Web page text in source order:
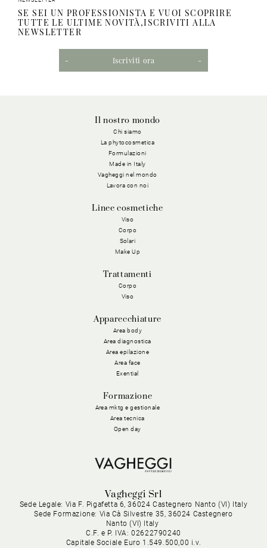
SE SEI UN PROFESSIONISTA E VUOI SCOPRIRE
TUTTE LE ULTIME NOVITÀ,ISCRIVITI ALLA
NEWSLETTER
Iscriviti ora
Il nostro mondo
Chi siamo
La phytocosmetica
Formulazioni
Made in Italy
Vagheggi nel mondo
Lavora con noi
Linee cosmetiche
Viso
Corpo
Solari
Make Up
Trattamenti
Corpo
Viso
Apparecchiature
Area body
Area diagnostica
Area epilazione
Area face
Exential
Formazione
Area mktg e gestionale
Area tecnica
Open day
Vagheggi Srl
Sede Legale: Via F. Pigafetta 6, 36024 Castegnero Nanto (VI) Italy
Sede Formazione: Via Cà Silvestre 35, 36024 Castegnero
Nanto (VI) Italy
C.F. e P. IVA: 02622790240
Capitale Sociale Euro 1.549.500,00 i.v.